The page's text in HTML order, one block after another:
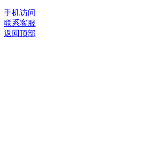
手机访问
联系客服
返回顶部